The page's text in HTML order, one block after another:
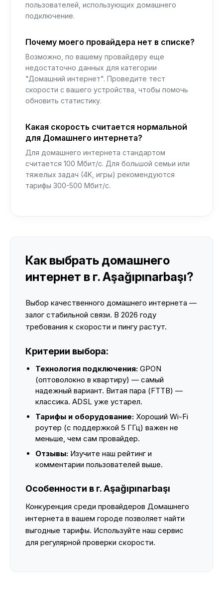
пользователей, использующих домашнего
подключение.
Почему моего провайдера нет в списке?
Возможно, по вашему провайдеру еще
недостаточно данных для категории
"Домашний интернет". Проведите тест
скорости с вашего устройства, чтобы помочь
обновить статистику.
Какая скорость считается нормальной
для Домашнего интернета?
Для домашнего интернета стандартом
считается 100 Мбит/с. Для большой семьи или
тяжелых задач (4K, игры) рекомендуются
тарифы 300-500 Мбит/с.
Как выбрать домашнего
интернет в г. Aşağıpınarbaşı?
Выбор качественного домашнего интернета —
залог стабильной связи. В 2026 году
требования к скорости и пингу растут.
Критерии выбора:
Технология подключения: GPON
(оптоволокно в квартиру) — самый
надежный вариант. Витая пара (FTTB) —
классика. ADSL уже устарел.
Тарифы и оборудование: Хороший Wi-Fi
роутер (с поддержкой 5 ГГц) важен не
меньше, чем сам провайдер.
Отзывы: Изучите наш рейтинг и
комментарии пользователей выше.
Особенности в г. Aşağıpınarbaşı
Конкуренция среди провайдеров Домашнего
интернета в вашем городе позволяет найти
выгодные тарифы. Используйте наш сервис
для регулярной проверки скорости.